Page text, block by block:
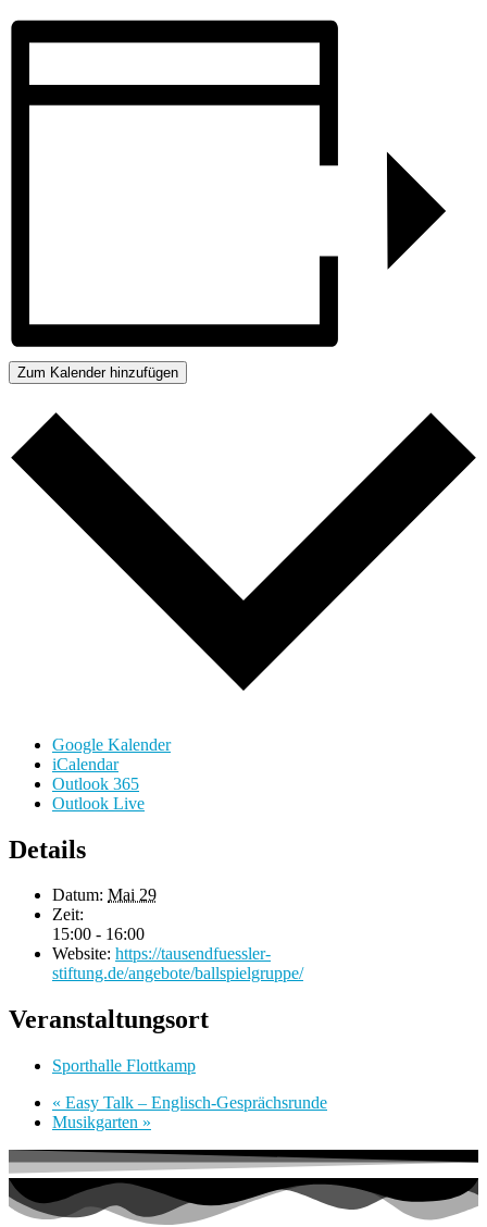
Zum Kalender hinzufügen
Google Kalender
iCalendar
Outlook 365
Outlook Live
Details
Datum: Mai 29
Zeit:
15:00 - 16:00
Website: https://tausendfuessler-
stiftung.de/angebote/ballspielgruppe/
Veranstaltungsort
Sporthalle Flottkamp
« Easy Talk – Englisch-Gesprächsrunde
Musikgarten »